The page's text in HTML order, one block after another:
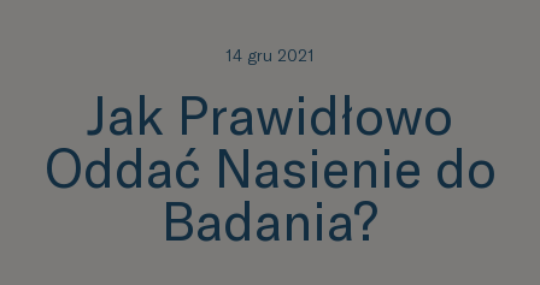
14 gru 2021
Jak Prawidłowo
Oddać Nasienie do
Badania?